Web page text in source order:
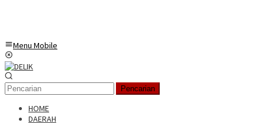
Menu Mobile
Pencarian
HOME
DAERAH